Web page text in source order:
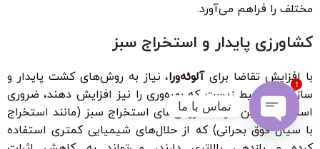
مختلف را فراهم می‌آورد.
کشاورزی پایدار و استخراج سبز
با افزایش تقاضا برایآلوئه‌ورا، نیاز به روش‌های کشت پایدار و
سازگار با محیط زیست که بهره‌وری را نیز افزایش دهند، ضروری
است. همچنین، توسعه روش‌های استخراج سبز (مانند استخراج
با سیال فوق بحرانی) که از حلال‌های شیمیایی کمتری استفاده
تماس با ما
Open
1